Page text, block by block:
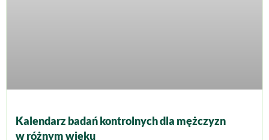
Kalendarz badań kontrolnych dla mężczyzn
w różnym wieku